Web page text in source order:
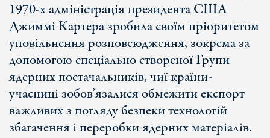
1970-х адміністрація президента США
Джиммі Картера зробила своїм пріоритетом
уповільнення розповсюдження, зокрема за
допомогою спеціально створеної Групи
ядерних постачальників, чиї країни-
учасниці зобов’язалися обмежити експорт
важливих з погляду безпеки технологій
збагачення і переробки ядерних матеріалів.